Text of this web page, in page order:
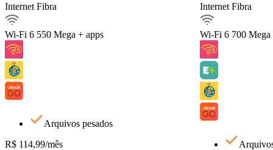
Internet Fibra
Wi-Fi 6 550 Mega + apps
Arquivos pesados
R$ 114,99/mês
Internet Fibra
Wi-Fi 6 700 Mega